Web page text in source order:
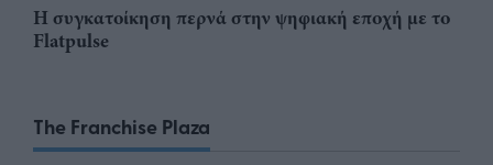
Η συγκατοίκηση περνά στην ψηφιακή εποχή με το
Flatpulse
The Franchise Plaza